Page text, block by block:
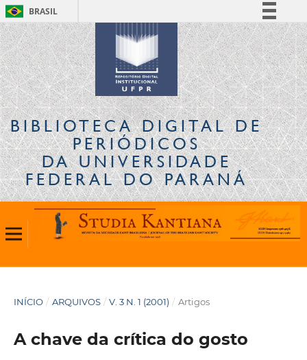
BRASIL
Simplifique!
Comunica BR
Participe
Acesso à informação
Legislação
Canais
BIBLIOTECA DIGITALDE
PERIÓDICOS
DA UNIVERSIDADE
FEDERAL DO PARANÁ
INÍCIO / ARQUIVOS / V. 3 N. 1 (2001) / Artigos
A chave da crítica do gosto